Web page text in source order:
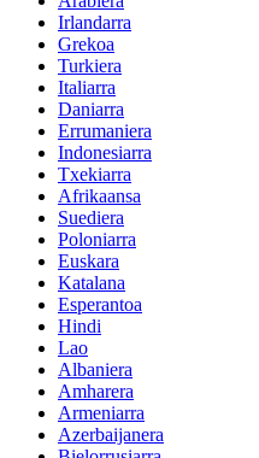
Irlandarra
Grekoa
Turkiera
Italiarra
Daniarra
Errumaniera
Indonesiarra
Txekiarra
Afrikaansa
Suediera
Poloniarra
Euskara
Katalana
Esperantoa
Hindi
Lao
Albaniera
Amharera
Armeniarra
Azerbaijanera